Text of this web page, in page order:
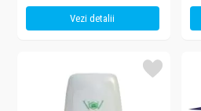
Vezi detalii